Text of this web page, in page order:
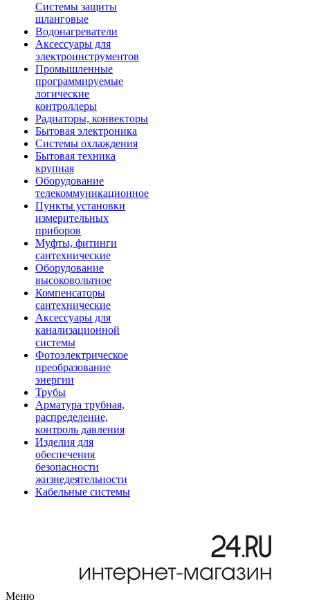
Системы защиты
шланговые
Водонагреватели
Аксессуары для
электроинструментов
Промышленные
программируемые
логические
контроллеры
Радиаторы, конвекторы
Бытовая электроника
Системы охлаждения
Бытовая техника
крупная
Оборудование
телекоммуникационное
Пункты установки
измерительных
приборов
Муфты, фитинги
сантехнические
Оборудование
высоковольтное
Компенсаторы
сантехнические
Аксессуары для
канализационной
системы
Фотоэлектрическое
преобразование
энергии
Трубы
Арматура трубная,
распределение,
контроль давления
Изделия для
обеспечения
безопасности
жизнедеятельности
Кабельные системы
Меню